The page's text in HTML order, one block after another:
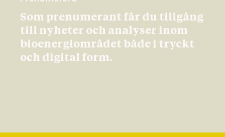
Som prenumerant får du tillgång
till nyheter och analyser inom
bioenergiområdet både i tryckt
och digital form.